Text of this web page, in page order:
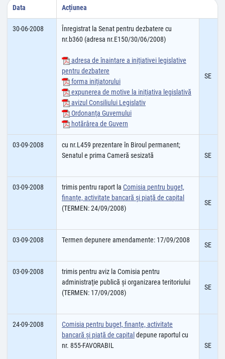
Data Acțiunea
30-06-2008
Înregistrat la Senat pentru dezbatere cu
nr.b360 (adresa nr.E150/30/06/2008)
adresa de înaintare a iniţiativei legislative
pentru dezbatere
forma iniţiatorului
expunerea de motive la iniţiativa legislativă
avizul Consiliului Legislativ
Ordonanţa Guvernului
hotărârea de Guvern
SE
03-09-2008
cu nr.L459 prezentare în Biroul permanent;
Senatul e prima Cameră sesizată
SE
03-09-2008 trimis pentru raport la Comisia pentru buget,
finanţe, activitate bancară şi piaţă de capital
(TERMEN: 24/09/2008)
SE
03-09-2008 Termen depunere amendamente: 17/09/2008
SE
03-09-2008
trimis pentru aviz la Comisia pentru
administraţie publică şi organizarea teritoriului
(TERMEN: 17/09/2008)
SE
24-09-2008
Comisia pentru buget, finanţe, activitate
bancară şi piaţă de capital depune raportul cu
nr. 855-FAVORABIL
SE